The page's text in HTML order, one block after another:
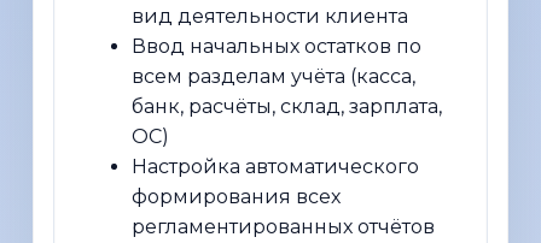
вид деятельности клиента
Ввод начальных остатков по
всем разделам учёта (касса,
банк, расчёты, склад, зарплата,
ОС)
Настройка автоматического
формирования всех
регламентированных отчётов